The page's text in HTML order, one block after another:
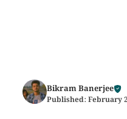
Bikram Banerjee
Published: February